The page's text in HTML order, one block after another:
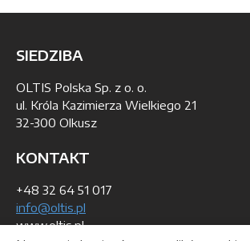
SIEDZIBA
OLTIS Polska Sp. z o. o.
ul. Króla Kazimierza Wielkiego 21
32-300 Olkusz
KONTAKT
+48 32 64 51 017
info@oltis.pl
www.oltis.pl